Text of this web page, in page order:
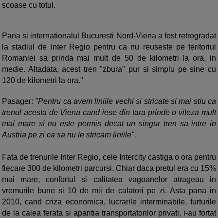
scoase cu totul.
Pana si internationalul Bucuresti Nord-Viena a fost retrogradat
la stadiul de Inter Regio pentru ca nu reuseste pe teritoriul
Romaniei sa prinda mai mult de 50 de kilometri la ora, in
medie. Altadata, acest tren "zbura" pur si simplu pe sine cu
120 de kilometri la ora."
Pasager: "Pentru ca avem liniile vechi si stricate si mai stiu ca
trenul acesta de Viena cand iese din tara prinde o viteza mult
mai mare si nu este permis decat un singur tren sa intre in
Austria pe zi ca sa nu le stricam liniile".
Fata de trenurile Inter Regio, cele Intercity castiga o ora pentru
fiecare 300 de kilometri parcursi. Chiar daca pretul era cu 15%
mai mare, confortul si calitatea vagoanelor atrageau in
vremurile bune si 10 de mii de calatori pe zi. Asta pana in
2010, cand criza economica, lucrarile interminabile, furturile
de la calea ferata si aparitia transportatorilor privati, i-au fortat